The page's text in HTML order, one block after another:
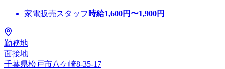
家電販売スタッフ 時給1,600円〜1,900円
勤務地
面接地
千葉県松戸市八ケ崎8-35-17